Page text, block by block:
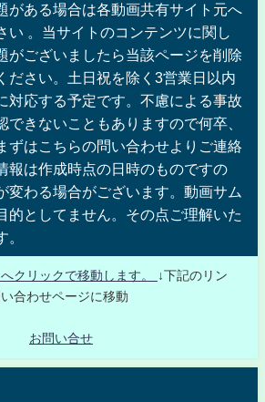
がある場合は各動画共有サイト元へ
い 。当サイトのコンテンツに関し
がございましたら当該ページを削除
ださい。土日祝を除く3営業日以内
対応する予定です。不慮による事故
できないこともありますので何卒、
ずはこちらの問い合わせよりご連絡
報は作成時点の日時のものですの
変わる場合がございます。動画サム
的としてません。その点ご理解いた
。
クリックで移動します。
↓下記のリン
合わせページに移動
お問い合せ